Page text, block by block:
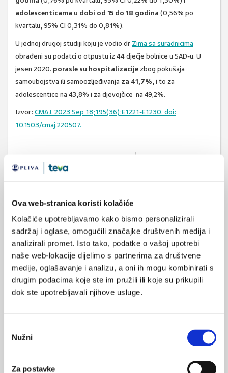
Ova web-stranica koristi kolačiće
Kolačiće upotrebljavamo kako bismo personalizirali
sadržaj i oglase, omogućili značajke društvenih medija i
analizirali promet. Isto tako, podatke o vašoj upotrebi
naše web-lokacije dijelimo s partnerima za društvene
medije, oglašavanje i analizu, a oni ih mogu kombinirati s
drugim podacima koje ste im pružili ili koje su prikupili
dok ste upotrebljavali njihove usluge.
pristanka
Nužni
Za postavke
adolescenticama u dobi od 15 do 18 godina (0,56% po
kvartalu, 95% CI 0,31% do 0,81%).
U jednoj drugoj studiji koju je vodio dr Zima sa suradnicima
obrađeni su podatci o otpustu iz 44 dječje bolnice u SAD-u. U
jesen 2020. porasle su hospitalizacijezbog pokušaja
samoubojstva ili samoozljeđivanja za 41,7%, i to za
adolescentice na 43,8% i za djevojčice na 49,2%.
Izvor: CMAJ. 2023 Sep 18;195(36):E1221-E1230. doi:
10.1503/cmaj.220507.
suicidalnost
samoubojstvo
samoozljeđivanje
adolescentice
mentalno zdravlje
POVRATAK
NA VRH
VEZANI SADRŽAJ
Prekomjerna tjelesna masa adolescenata i